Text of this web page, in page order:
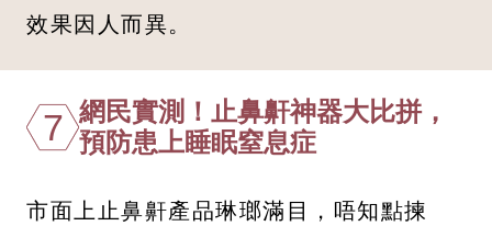
效果因人而異。
7 網民實測！止鼻鼾神器大比拼，
預防患上睡眠窒息症
市面上止鼻鼾產品琳瑯滿目，唔知點揀